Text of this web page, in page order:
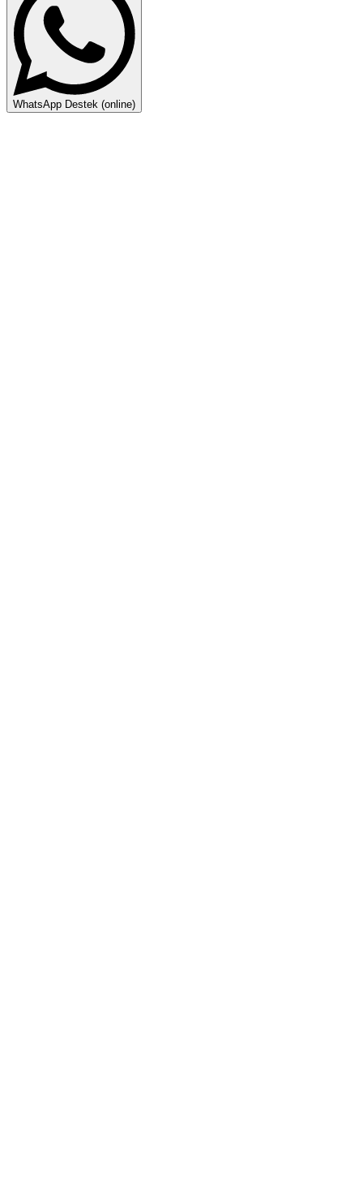
WhatsApp Destek (online)